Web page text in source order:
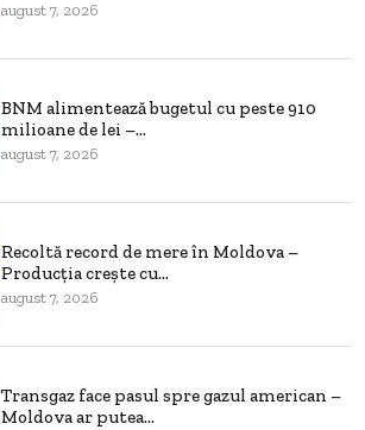
august 7, 2026
BNM alimentează bugetul cu peste 910
milioane de lei –...
august 7, 2026
Recoltă record de mere în Moldova –
Producția crește cu...
august 7, 2026
Transgaz face pasul spre gazul american –
Moldova ar putea...